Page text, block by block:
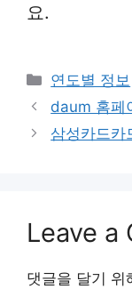
요.
Categories
연도별 정보
daum 홈페
삼성카드카
Leave a
댓글을 달기 위